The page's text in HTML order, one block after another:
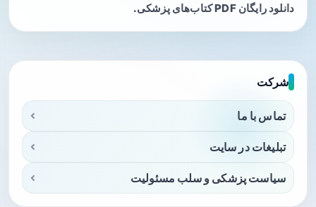
دانلود رایگان PDF کتاب‌های پزشکی.
شرکت
تماس با ما
تبلیغات در سایت
سیاست پزشکی و سلب مسئولیت